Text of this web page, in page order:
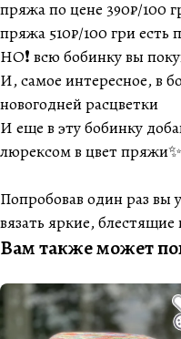
пряжа по цене 390₽/100
пряжа 510₽/100 гри есть
НО❗️ всю бобинку вы
И, самое интересное, в
новогодней расцветки
И еще в эту бобинку
люрексом в цвет пряжи✨
Попробовав один раз вы
вязать яркие,
Вам также может